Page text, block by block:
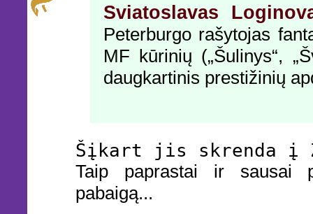
Sviatoslavas
Peterburgo rašytojas
MF kūrinių („Šulinys“,
daugkartinis prestižinių
Šįkart jis skrenda į
Taip paprastai ir sausai
pabaigą...